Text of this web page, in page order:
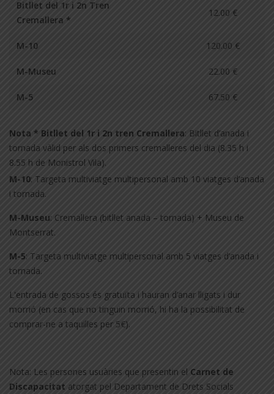
Bitllet del 1r i 2n Tren
Cremallera *
12.00 €
M-10 120.00 €
M-Museu 22.00 €
M-5 67.50 €
Nota * Bitllet del 1r i 2n tren Cremallera: Bitllet d’anada i
tornada vàlid per als dos primers cremalleres del dia (8.35 h i
8.55 h de Monistrol Vila).
M-10: Targeta multiviatge multipersonal amb 10 viatges d’anada
i tornada.
M-Museu: Cremallera (bitllet anada – tornada) + Museu de
Montserrat.
M-5: Targeta multiviatge multipersonal amb 5 viatges d’anada i
tornada.
L'entrada de gossos és gratuïta i hauran d’anar lligats i dur
morrió (en cas que no tinguin morrió, hi ha la possibilitat de
comprar-ne a taquilles per 5€).
Nota: Les persones usuàries que presentin el Carnet de
Discapacitat atorgat pel Departament de Drets Socials